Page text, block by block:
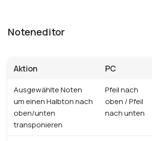
Noteneditor
Aktion PC
Ausgewählte Noten
um einen Halbton nach
oben/unten
transponieren
Pfeil nach
oben / Pfeil
nach unten